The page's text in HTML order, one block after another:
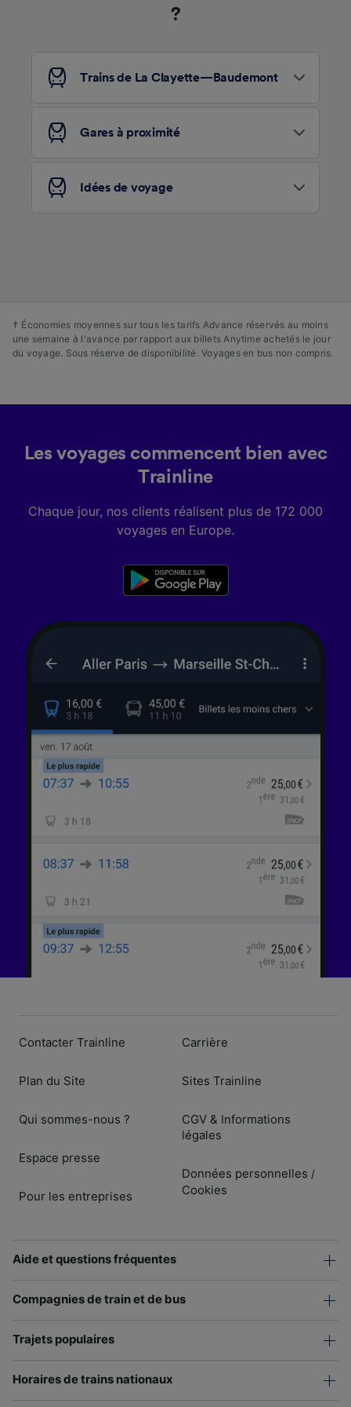
?
Trains de La Clayette—Baudemont
Gares à proximité
Idées de voyage
† Économies moyennes sur tous les tarifs Advance réservés au moins
une semaine à l'avance par rapport aux billets Anytime achetés le jour
du voyage. Sous réserve de disponibilité. Voyages en bus non compris.
Les voyages commencent bien avec
Trainline
Chaque jour, nos clients réalisent plus de 172 000
voyages en Europe.
Contacter Trainline
Plan du Site
Qui sommes-nous ?
Espace presse
Pour les entreprises
Carrière
Sites Trainline
CGV & Informations
légales
Données personnelles /
Cookies
Aide et questions fréquentes
Compagnies de train et de bus
Trajets populaires
Horaires de trains nationaux